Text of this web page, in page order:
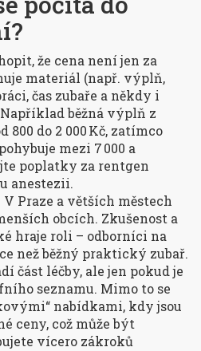
že cena není jen za
materiál (např. výplň,
čas zubaře a někdy i
běžná výplň z
800 do 2 000 Kč, zatímco
mezi 7 000 a
poplatky za rentgen
anestezii.
Praze a větších městech
obcích. Zkušenost a
hraje roli – odborníci na
než běžný praktický zubař.
část léčby, ale jen pokud je
seznamu. Mimo to se
nabídkami, kdy jsou
ceny, což může být
vícero zákroků